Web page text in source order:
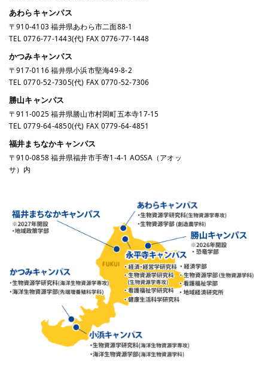
あわらキャンパス
〒910-4103 福井県あわら市二面88-1
TEL 0776-77-1443(代) FAX 0776-77-1448
かつみキャンパス
〒917-0116 福井県小浜市堅海49-8-2
TEL 0770-52-7305(代) FAX 0770-52-7306
勝山キャンパス
〒911-0025 福井県勝山市村岡町五本寺17-15
TEL 0779-64-4850(代) FAX 0779-64-4851
福井まちなかキャンパス
〒910-0858 福井県福井市手寄1-4-1 AOSSA（アオッ
サ）内